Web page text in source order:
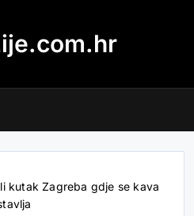
kutak Zagreba gdje se kava